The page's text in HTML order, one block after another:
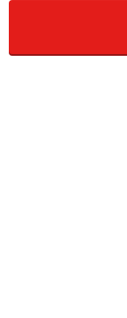
質はほとんど含